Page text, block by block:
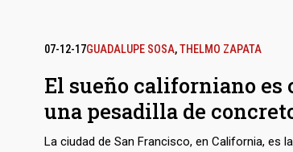
07-12-17GUADALUPE SOSA,THELMO ZAPATA
El sueño californiano es
una pesadilla de
La ciudad de San Francisco, en California, es